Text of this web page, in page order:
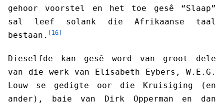
gehoor voorstel en het toe gesê “Slaap”
sal leef solank die Afrikaanse taal
bestaan.
[16]
Dieselfde kan gesê word van groot dele
van die werk van Elisabeth Eybers, W.E.G.
Louw se gedigte oor die Kruisiging (en
ander), baie van Dirk Opperman en dan